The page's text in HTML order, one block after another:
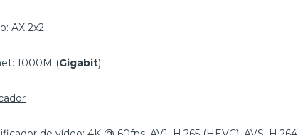
AX 2x2
1000M (Gigabit)